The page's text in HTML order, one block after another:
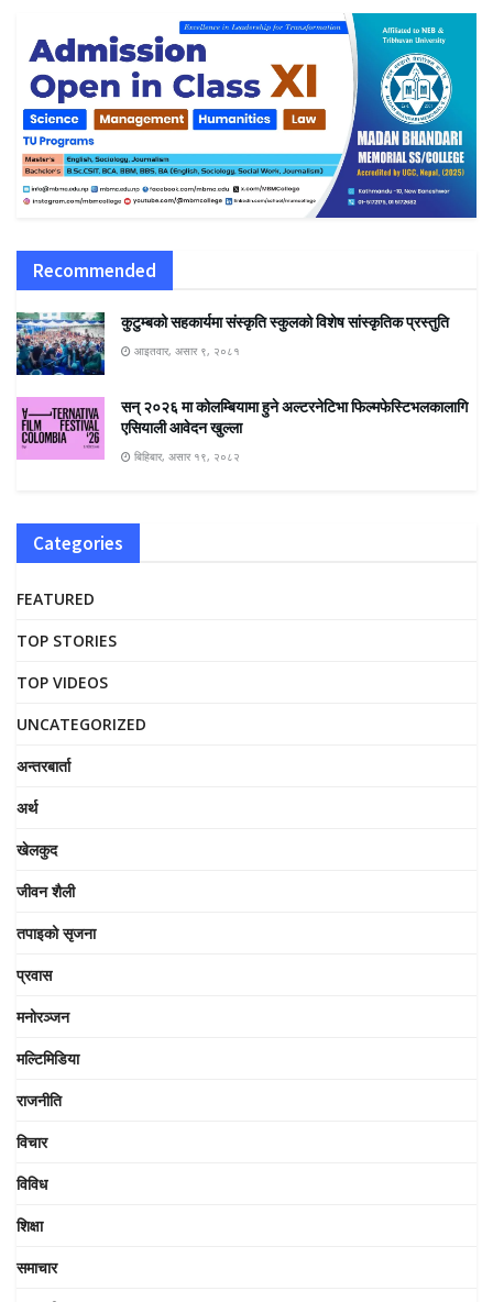
Recommended
कुटुम्बको सहकार्यमा संस्कृति स्कुलको विशेष सांस्कृतिक प्रस्तुति
आइतवार, असार ९, २०८१
सन् २०२६ मा कोलम्बियामा हुने अल्टरनेटिभा फिल्मफेस्टिभलकालागि
एसियाली आवेदन खुल्ला
बिहिबार, असार १९, २०८२
Categories
FEATURED
TOP STORIES
TOP VIDEOS
UNCATEGORIZED
अन्तरबार्ता
अर्थ
खेलकुद
जीवन शैली
तपाइको सृजना
प्रवास
मनोरञ्जन
मल्टिमिडिया
राजनीति
विचार
विविध
शिक्षा
समाचार